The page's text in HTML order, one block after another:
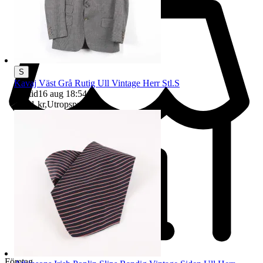
S
Kavaj Väst Grå Rutig Ull Vintage Herr Stl.S
Sluttid16 aug 18:54.
Pris:1 kr,Utropspris